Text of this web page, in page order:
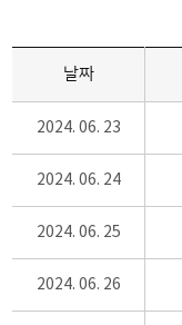
날짜
2024. 06. 23
2024. 06. 24
2024. 06. 25
2024. 06. 26